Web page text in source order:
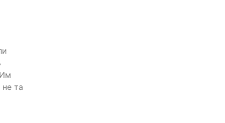
та